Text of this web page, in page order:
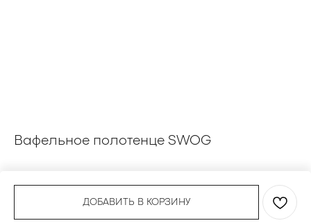
ДОБАВИТЬ В КОРЗИНУ
Вафельное полотенце SWOG
2 700 р.